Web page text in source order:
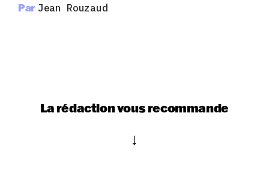
Par Jean Rouzaud
La rédaction vous recommande